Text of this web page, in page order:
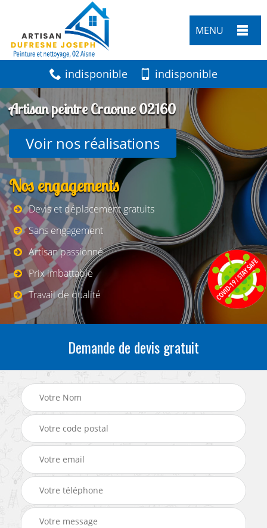
MENU
indisponible indisponible
Artisan peintre Craonne 02160
Voir nos réalisations
Nos engagements
Devis et déplacement gratuits
Sans engagement
Artisan passionné
Prix imbattable
Travail de qualité
Demande de devis gratuit